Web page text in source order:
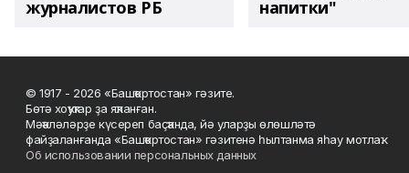
журналистов РБ напитки"
© 1917 - 2026 «Башҡортостан» гәзите.
Бөтә хоҡуҡтар ҙа яҡланған.
Мәҡәләләрҙе күсереп баҫҡанда, йә уларҙы өлөшләтә
файҙаланғанда «Башҡортостан» гәзитенә һылтанма яһау мотлаҡ.
Об использовании персональных данных